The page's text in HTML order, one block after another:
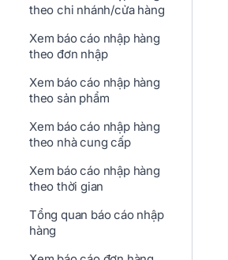
theo chi nhánh/cửa hàng
Xem báo cáo nhập hàng
theo đơn nhập
Xem báo cáo nhập hàng
theo sản phẩm
Xem báo cáo nhập hàng
theo nhà cung cấp
Xem báo cáo nhập hàng
theo thời gian
Tổng quan báo cáo nhập
hàng